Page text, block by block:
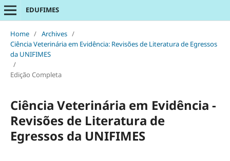
EDUFIMES
Home / Archives /
Ciência Veterinária em Evidência: Revisões de Literatura de Egressos
da UNIFIMES
/
Edição Completa
Ciência Veterinária em Evidência -
Revisões de Literatura de
Egressos da UNIFIMES